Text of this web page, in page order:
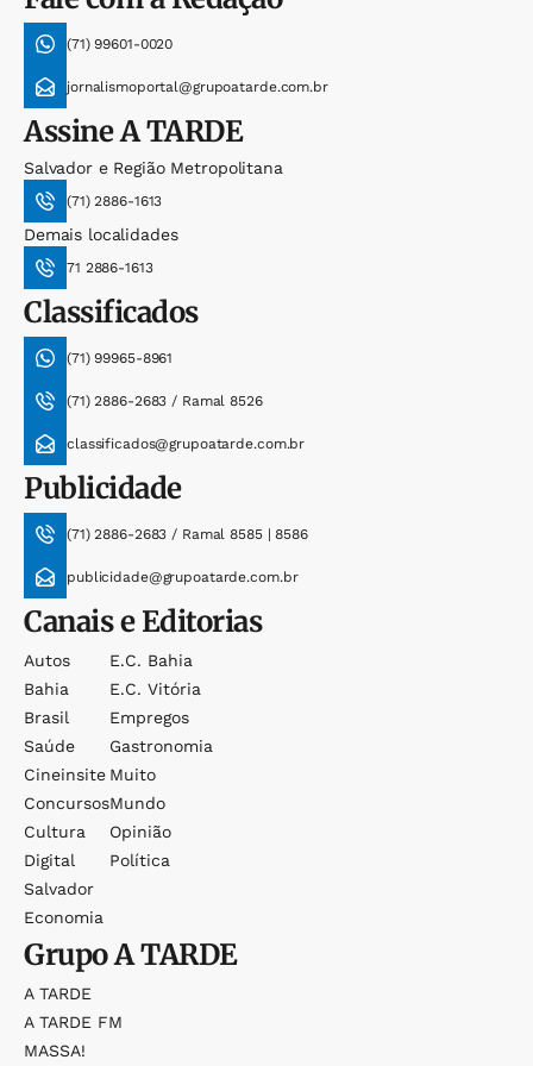
(71) 99601-0020
jornalismoportal@grupoatarde.com.br
AssineA TARDE
Salvador e Região Metropolitana
(71) 2886-1613
Demais localidades
71 2886-1613
Classificados
(71) 99965-8961
(71) 2886-2683 / Ramal 8526
classificados@grupoatarde.com.br
Publicidade
(71) 2886-2683 / Ramal 8585 | 8586
publicidade@grupoatarde.com.br
Canais e Editorias
Autos
Bahia
Brasil
Saúde
Cineinsite
Concursos
Cultura
Digital
Salvador
Economia
E.c. Bahia
E.c. Vitória
Empregos
Gastronomia
Muito
Mundo
Opinião
Política
GrupoA TARDE
A TARDE
A TARDE FM
MASSA!